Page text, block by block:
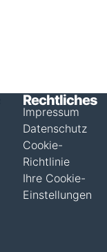
Rechtliches
Impressum
Datenschutz
Cookie-
Richtlinie
Ihre Cookie-
Einstellungen